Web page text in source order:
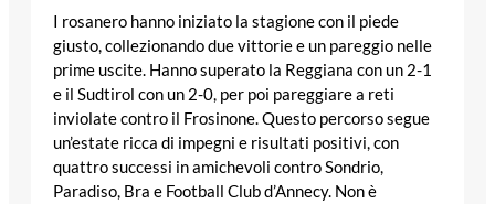
I rosanero hanno iniziato la stagione con il piede
giusto, collezionando due vittorie e un pareggio nelle
prime uscite. Hanno superato la Reggiana con un 2-1
e il Sudtirol con un 2-0, per poi pareggiare a reti
inviolate contro il Frosinone. Questo percorso segue
un’estate ricca di impegni e risultati positivi, con
quattro successi in amichevoli contro Sondrio,
Paradiso, Bra e Football Club d’Annecy. Non è